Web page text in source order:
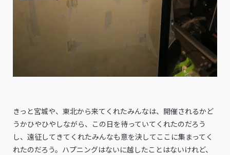
きっと宮城や、東北から来てくれたみんなは、開催されるかど
うかひやひやしながら、この日を待っていてくれたのだろう
し、遠征してきてくれたみんなも意を決してここに集まってく
れたのだろう。ハプニングはないに越したことはないけれど、